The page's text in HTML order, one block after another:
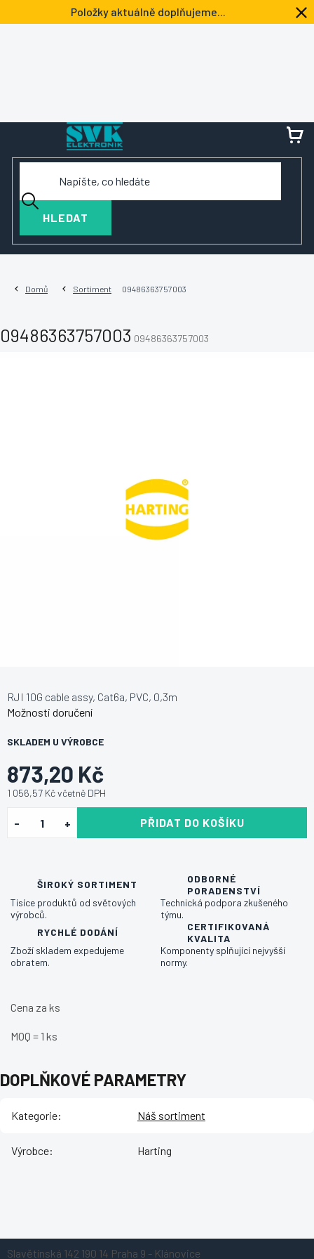
na
Položky aktuálně doplňujeme...
HLEDAT
Domů Sortiment 09486363757003
09486363757003 09486363757003
873,20 Kč
1 056,57 Kč včetně DPH
SKLADEM U VÝROBCE
Možnosti doručení
PŘIDAT DO KOŠÍKU
RJI 10G cable assy, Cat6a, PVC, 0,3m
ŠIROKÝ SORTIMENT
Tisíce produktů od světových
výrobců.
ODBORNÉ
PORADENSTVÍ
Technická podpora zkušeného
týmu.
RYCHLÉ DODÁNÍ
Zboží skladem expedujeme
obratem.
CERTIFIKOVANÁ
KVALITA
Komponenty splňující nejvyšší
normy.
Cena za ks
MOQ = 1 ks
DOPLŇKOVÉ PARAMETRY
Kategorie: Náš sortiment
Výrobce: Harting
Slavětínská 142 190 14 Praha 9 - Klánovice